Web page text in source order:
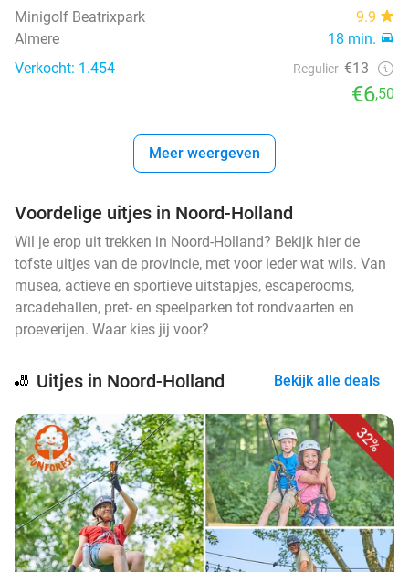
Minigolf Beatrixpark
9.9
Almere
18 min.
Verkocht: 1.454
Regulier €13
€6,50
Meer weergeven
Voordelige uitjes in Noord-Holland
Wil je erop uit trekken in Noord-Holland? Bekijk hier de
tofste uitjes van de provincie, met voor ieder wat wils. Van
musea, actieve en sportieve uitstapjes, escaperooms,
arcadehallen, pret- en speelparken tot rondvaarten en
proeverijen. Waar kies jij voor?
🎳 Uitjes in Noord-Holland Bekijk alle deals
32%